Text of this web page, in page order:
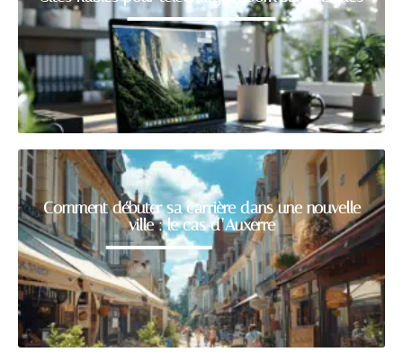
Comment débuter sa carrière dans une nouvelle
ville : le cas d’Auxerre